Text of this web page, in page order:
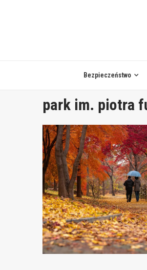
Bezpieczeństwo
park im. piotra